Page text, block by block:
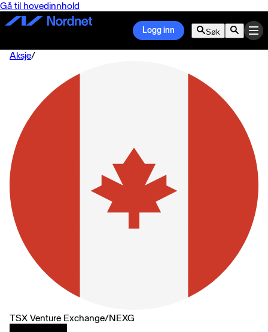
Gå til hovedinnhold
Logg inn Søk
Aksje/
TSX Venture Exchange/NEXG